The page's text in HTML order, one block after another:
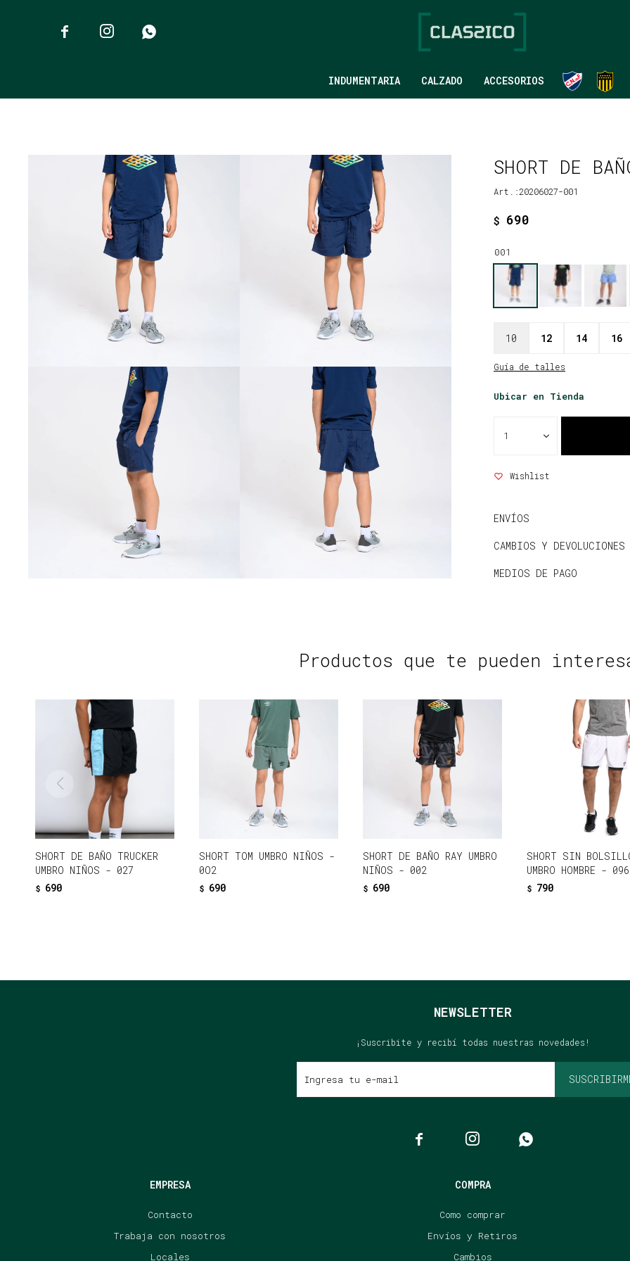
INDUMENTARIA CALZADO ACCESORIOS
  
SHORT DE
20206027-001
$ 690
001
10 12 14 16
Guía de talles
Ubicar en Tienda
1
ENVÍOS
CAMBIOS Y DEVOLUCIONES
MEDIOS DE PAGO
Productos que te pueden
SHORT DE BAÑO TRUCKER
UMBRO NIÑOS - 027
$ 690
SHORT TOM UMBRO NIÑOS -
0O2
$ 690
SHORT DE BAÑO RAY UMBRO
NIÑOS - 002
$ 690
SHORT SIN
UMBRO HOMBRE - 096
$ 790
EMPRESA
Contacto
Trabaja con nosotros
Locales
COMPRA
Como comprar
Envíos y Retiros
Cambios
NEWSLETTER
¡Suscribite y recibí todas nuestras novedades!
  